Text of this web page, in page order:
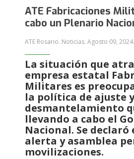
ATE Fabricaciones
cabo un Plenario
ATE Rosario. Noticias. Agosto 09, 2024.
La situación que
empresa estatal
Militares es
la política de ajuste y
desmantelamiento
llevando a cabo el
Nacional. Se declaró
alerta y asamblea
movilizaciones.